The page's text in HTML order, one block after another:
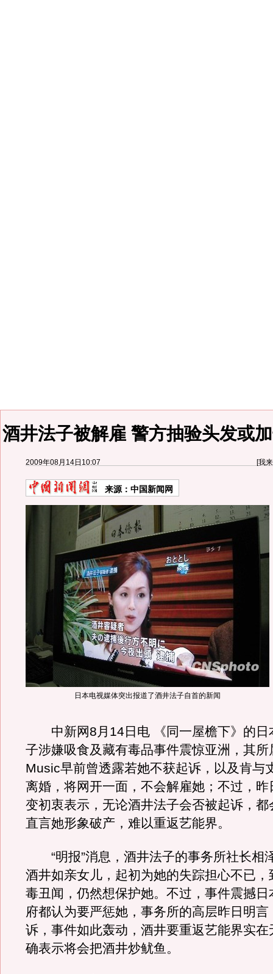
酒井法子被解雇 警方抽验头发或
2009年08月14日10:07 [我
来源： 中国新闻网
日本电视媒体突出报道了酒井法子自首的新闻
中新网8月14日电 《同一屋檐下》的日
子涉嫌吸食及藏有毒品事件震惊亚洲，其所
Music早前曾透露若她不获起诉，以及肯与
离婚，将网开一面，不会解雇她；不过，昨
变初衷表示，无论酒井法子会否被起诉，都
直言她形象破产，难以重返艺能界。
“明报”消息，酒井法子的事务所社长相
酒井如亲女儿，起初为她的失踪担心不已，
毒丑闻，仍然想保护她。不过，事件震撼日
府都认为要严惩她，事务所的高层昨日明言
诉，事件如此轰动，酒井要重返艺能界实在
确表示将会把酒井炒鱿鱼。